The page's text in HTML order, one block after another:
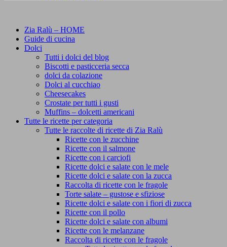
Zia Ralù – HOME
Guide di cucina
Dolci
Tutti i dolci del blog
Biscotti e pasticceria secca
dolci da colazione
Dolci al cucchiao
Cheesecakes
Crostate per tutti i gusti
Muffins – dolcetti americani
Tutte le ricette per categoria
Tutte le raccolte di ricette di Zia Ralù
Ricette con le zucchine
Ricette con il salmone
Ricette con i carciofi
Ricette dolci e salate con le mele
Ricette dolci e salate con la zucca
Raccolta di ricette con le fragole
Torte salate – gustose e sfiziose
Ricette dolci e salate con i fiori di zucca
Ricette con il pollo
Ricette dolci e salate con albumi
Ricette con le melanzane
Raccolta di ricette con le fragole